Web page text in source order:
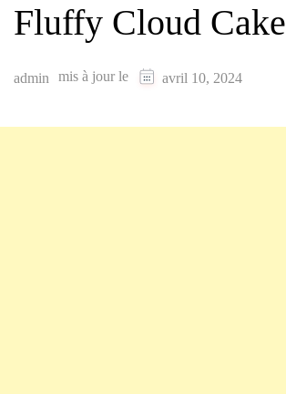
Fluffy Cloud Cake
admin mis à jour le avril 10, 2024